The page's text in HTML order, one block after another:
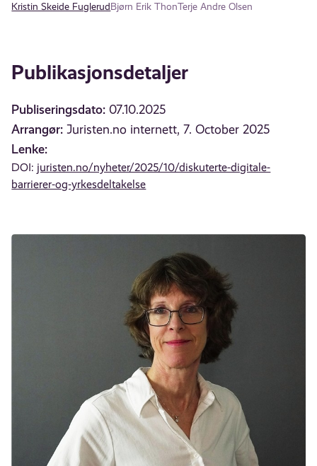
Kristin Skeide FuglerudBjørn Erik ThonTerje Andre Olsen
Publikasjonsdetaljer
Publiseringsdato: 07.10.2025
Arrangør: Juristen.no internett, 7. October 2025
Lenke:
DOI: juristen.no/nyheter/2025/10/diskuterte-digitale-
barrierer-og-yrkesdeltakelse